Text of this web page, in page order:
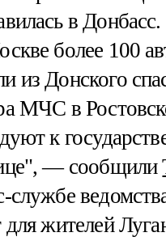
в
более 100
из Донского
МЧС в
к
— сообщили
службе
для жителей